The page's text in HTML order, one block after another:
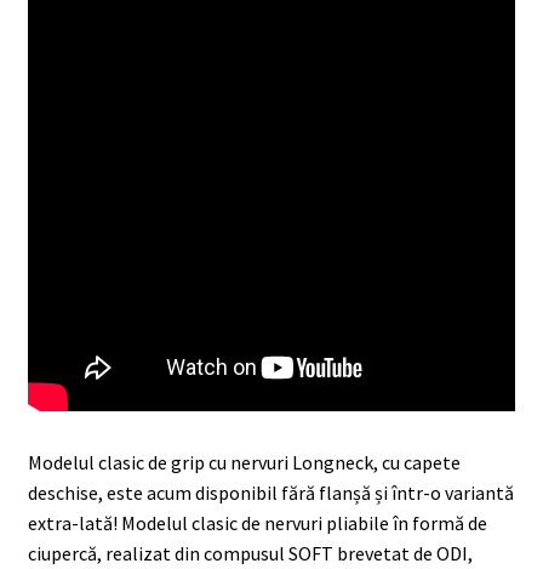
Modelul clasic de grip cu nervuri Longneck, cu capete
deschise, este acum disponibil fără flanșă și într-o variantă
extra-lată! Modelul clasic de nervuri pliabile în formă de
ciupercă, realizat din compusul SOFT brevetat de ODI,